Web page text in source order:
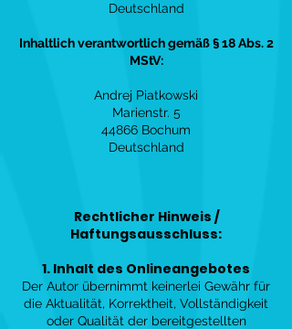
Deutschland
Inhaltlich verantwortlich gemäß § 18 Abs. 2
MStV:
Andrej Piatkowski
Marienstr. 5
44866 Bochum
Deutschland
Rechtlicher Hinweis /
Haftungsausschluss:
1. Inhalt des Onlineangebotes
Der Autor übernimmt keinerlei Gewähr für
die Aktualität, Korrektheit, Vollständigkeit
oder Qualität der bereitgestellten